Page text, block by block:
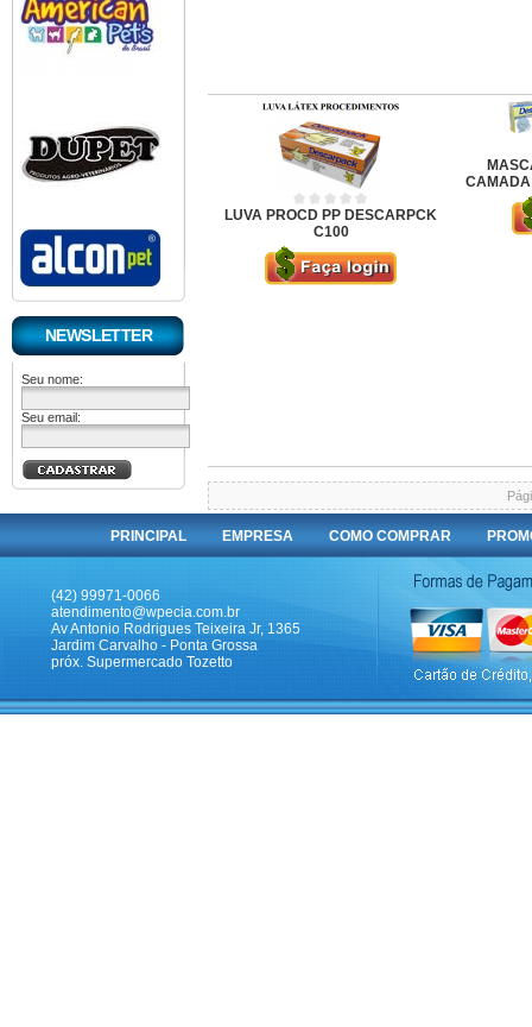
NEWSLETTER
Seu nome:
Seu email:
LUVA PROCD PP DESCARPCK
C100
CAMADA
PRINCIPAL EMPRESA COMO COMPRAR
(42) 99971-0066
atendimento@wpecia.com.br
Av Antonio Rodrigues Teixeira Jr, 1365
Jardim Carvalho - Ponta Grossa
próx. Supermercado Tozetto